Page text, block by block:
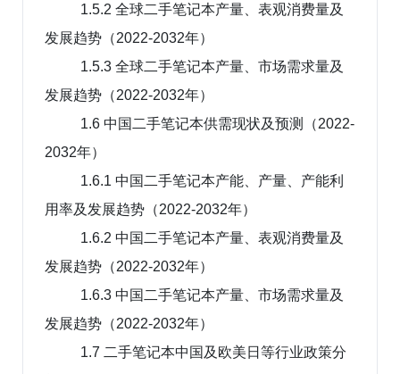
1.5.2 全球二手笔记本产量、表观消费量及
发展趋势（2022-2032年）
1.5.3 全球二手笔记本产量、市场需求量及
发展趋势（2022-2032年）
1.6 中国二手笔记本供需现状及预测（2022-
2032年）
1.6.1 中国二手笔记本产能、产量、产能利
用率及发展趋势（2022-2032年）
1.6.2 中国二手笔记本产量、表观消费量及
发展趋势（2022-2032年）
1.6.3 中国二手笔记本产量、市场需求量及
发展趋势（2022-2032年）
1.7 二手笔记本中国及欧美日等行业政策分